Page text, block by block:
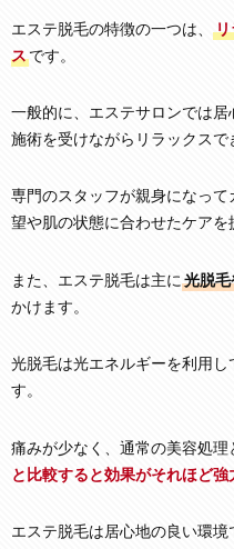
エステ脱毛の特徴の一つは、
リ
ス です。
一般的に、エステサロンでは
施術を受けながらリラックスで
専門のスタッフが親身になっ
望や肌の状態に合わせたケアを
また、エステ脱毛は主に 光脱
かけます。
光脱毛は光エネルギーを利用
す。
痛みが少なく、通常の美容処理
と比較すると効果がそれほど
エステ脱毛は居心地の良い環